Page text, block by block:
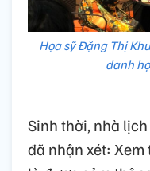
Họa sỹ Đặng Thị
danh
Sinh thời, nhà
đã nhận xét: